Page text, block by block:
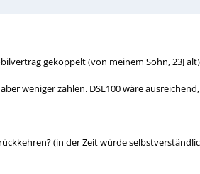
gekoppelt (von meinem Sohn, 23J
weniger zahlen. DSL100 wäre
(in der Zeit würde